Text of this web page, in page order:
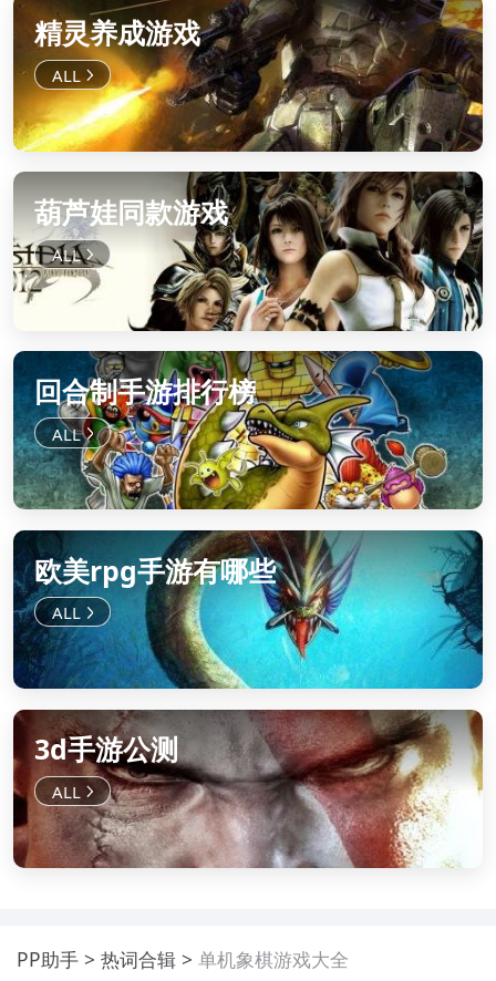
精灵养成游戏
葫芦娃同款游戏
回合制手游排行榜
欧美rpg手游有哪些
3d手游公测
PP助手 热词合辑 单机象棋游戏大全